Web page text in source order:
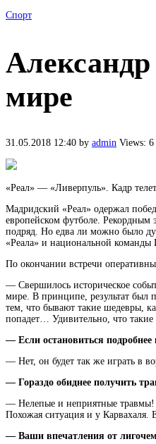
Спорт
мире
31.05.2018 12:40 by admin Views: 6
«Реал» — «Ливерпуль». Кадр
Мадридский «Реал» одержал
европейском футболе. Рекордным
подряд. Но едва ли можно было
«Реала» и национальной команды
По окончании встречи
— Свершилось историческое
мире. В принципе, результат был
тем, что бывают такие шедевры,
попадет… Удивительно, что
— Если остановиться
— Нет, он будет так же играть в
— Гораздо обиднее получить
— Нелепые и неприятные травмы!
Похожая ситуация и у Карвахаля.
— Ваши впечатления от